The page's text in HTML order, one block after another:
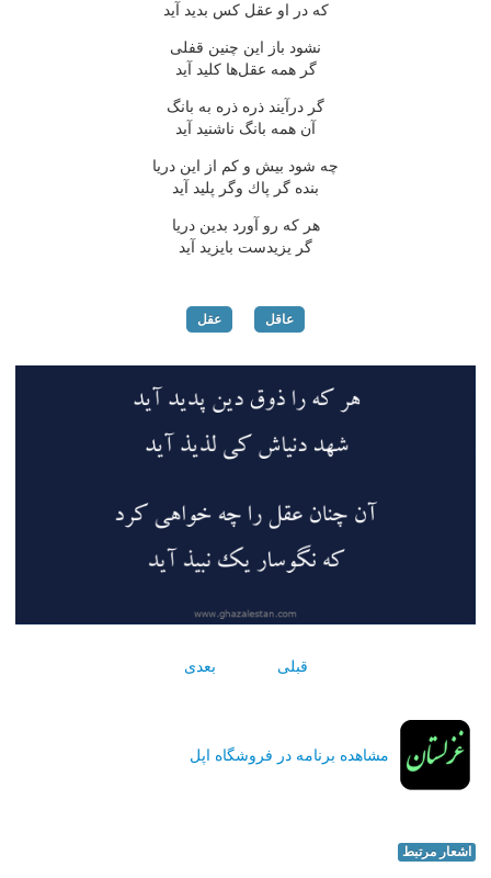
كه در او عقل كس بدید آید
نشود باز این چنین قفلی
گر همه عقل‌ها كلید آید
گر درآیند ذره ذره به بانگ
آن همه بانگ ناشنید آید
چه شود بیش و كم از این دریا
بنده گر پاك وگر پلید آید
هر كه رو آورد بدین دریا
گر یزیدست بایزید آید
عاقل عقل
قبلی بعدی
مشاهده برنامه در فروشگاه اپل
اشعار مرتبط